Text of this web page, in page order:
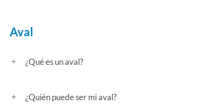
Aval
¿Qué es un aval?
¿Quién puede ser mi aval?